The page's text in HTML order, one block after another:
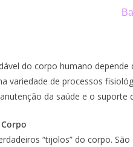
do corpo humano
variedade de processos
da saúde e o suporte
“tijolos” do corpo.